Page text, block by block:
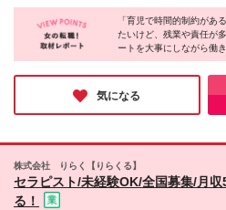
なります。200円か
円のセラピストもい
ても、希望のシフト
収入が発生しないと
一、希望日にお客様
います ★施術以外の
らに収入アップ◎ 頑
います ＜時給詳細＞ ①経験 or 未経験問わず、週20時
能です！ 【北海道】北海道（札幌市・その他） 【東
北】岩手、宮城、福
東京（23区・その他
群馬 【北陸】長野、
屋市・その他）、静
（大阪市・その他）
日（どちらかでOK）
させていただいております ＜本社住所＞
「育児で時間的制約があ
たいけど、残業や責任が
ートを大事にしながら働
が【りらくる】！未経験
くから年齢関係なく働け
しい働き方＞を叶えられ
気になる
株式会社 りらく【りらくる】
セラピスト/未経験OK/全国募集/月
る！